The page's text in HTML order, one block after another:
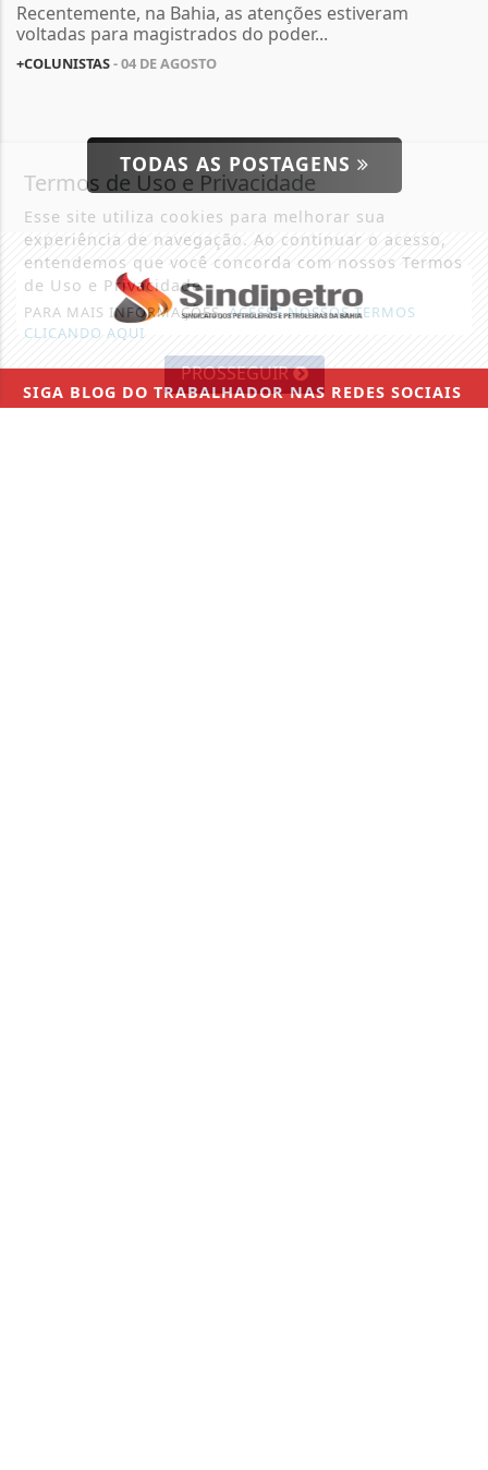
Recentemente, na Bahia, as atenções estiveram
voltadas para magistrados do poder...
+COLUNISTAS- 04 DE AGOSTO
TODAS AS POSTAGENS
SIGA BLOG DO TRABALHADORNAS REDES SOCIAIS
Termos de Uso e Privacidade
Esse site utiliza cookies para melhorar sua
experiência de navegação. Ao continuar o acesso,
entendemos que você concorda com nossos Termos
de Uso e Privacidade.
PARA MAIS INFORMAÇÕES,ACESSE NOSSOS TERMOS
CLICANDO AQUI
PROSSEGUIR